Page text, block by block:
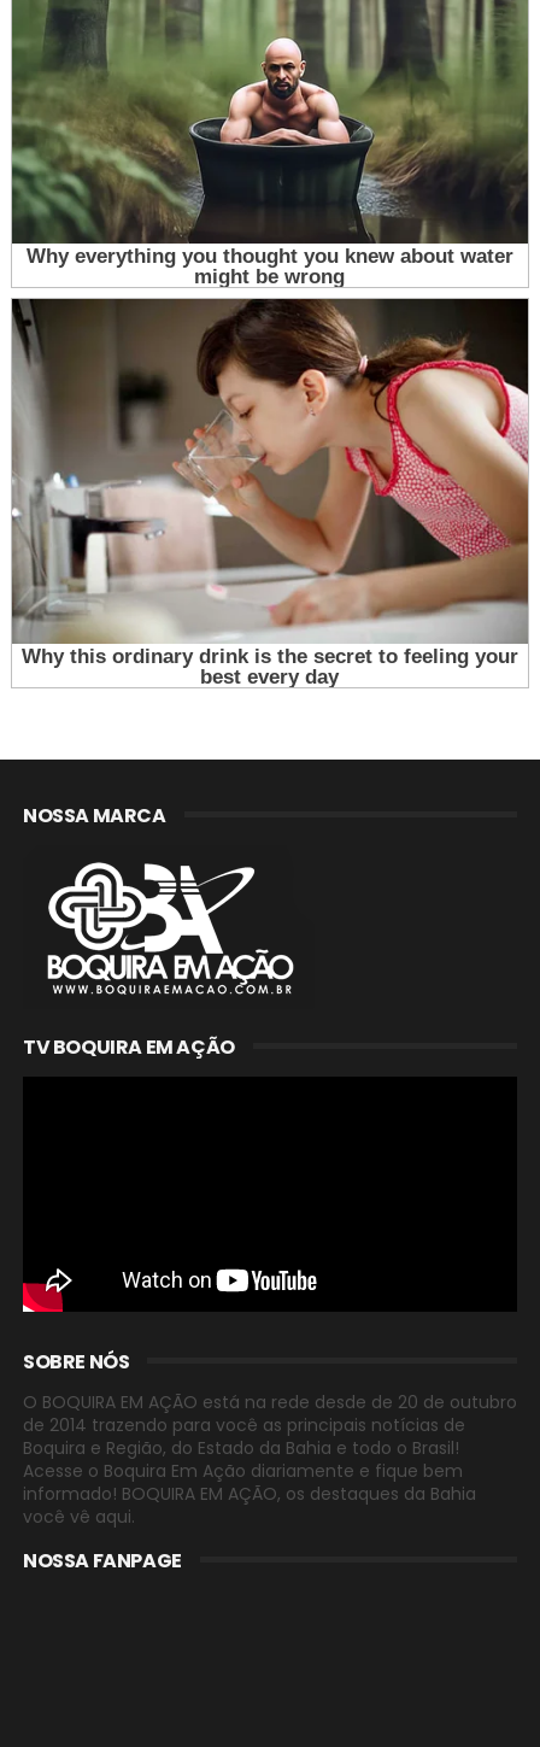
NOSSA MARCA
TV BOQUIRA EM AÇÃO
SOBRE NÓS
O BOQUIRA EM AÇÃO está na rede desde de 20 de outubro
de 2014 trazendo para você as principais notícias de
Boquira e Região, do Estado da Bahia e todo o Brasil!
Acesse o Boquira Em Ação diariamente e fique bem
informado! BOQUIRA EM AÇÃO, os destaques da Bahia
você vê aqui.
NOSSA FANPAGE